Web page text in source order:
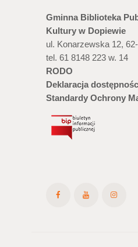
Gminna Biblioteka
Kultury w Dopiewie
ul. Konarzewska 12,
tel. 61 8148 223 w. 14
RODO
Deklaracja
Standardy Ochrony